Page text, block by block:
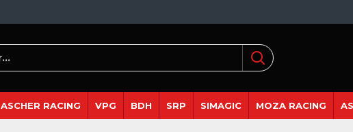
ASCHER RACING VPG BDH SRP SIMAGIC MOZA RACING